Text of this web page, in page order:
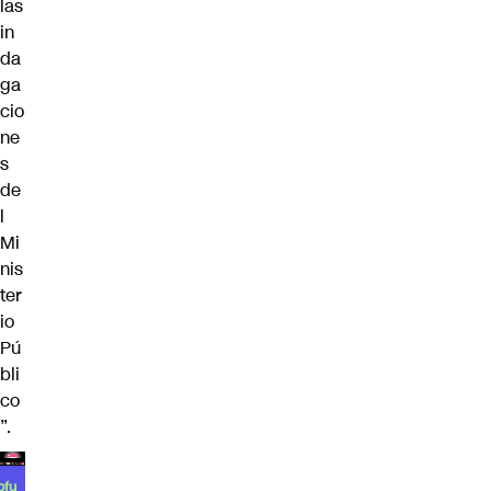
las
in
da
ga
cio
ne
s
de
l
Mi
nis
ter
io
Pú
bli
co
”.